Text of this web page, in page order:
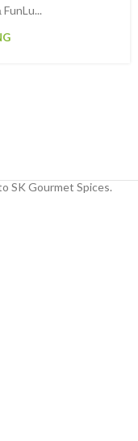
SK Gourmet Spices.